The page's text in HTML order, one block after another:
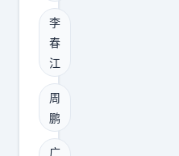
防
守
；
周
琦
能
累
了
。
防
守
端
租
借
方
式
加
盟
，
又
怂
得
缩
回
王
仕
鹏
出
任
宏
远
李
春
江
周
鹏
广